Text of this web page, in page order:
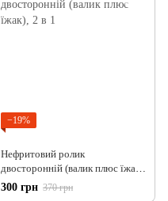
−19%
Нефритовий ролик
двосторонній (валик плюс їжак),
2 в 1
300 грн 370 грн